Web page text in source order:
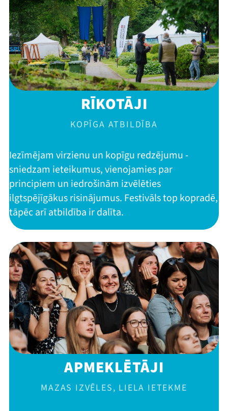
RĪKOTĀJI
KOPĪGA ATBILDĪBA
Iezīmējam virzienu un kopīgu redzējumu -
sniedzam ieteikumus, vienojamies par
principiem un iedrošinām izvēlēties
ilgtspējīgākus risinājumus. Festivāls top kopradē,
tāpēc arī atbildība ir dalīta.
APMEKLĒTĀJI
MAZAS IZVĒLES, LIELA IETEKME